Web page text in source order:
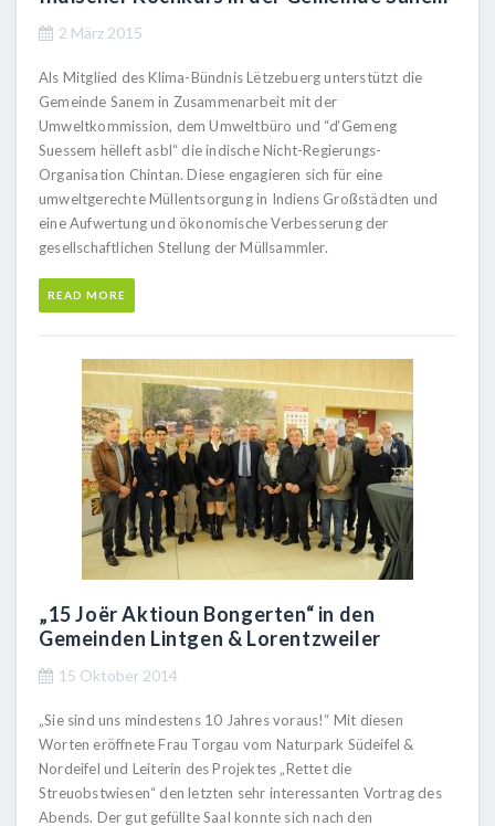
2 März 2015
Als Mitglied des Klima-Bündnis Lëtzebuerg unterstützt die
Gemeinde Sanem in Zusammenarbeit mit der
Umweltkommission, dem Umweltbüro und “d‘Gemeng
Suessem hëlleft asbl“ die indische Nicht-Regierungs-
Organisation Chintan. Diese engagieren sich für eine
umweltgerechte Müllentsorgung in Indiens Großstädten und
eine Aufwertung und ökonomische Verbesserung der
gesellschaftlichen Stellung der Müllsammler.
READ MORE
„15 Joër Aktioun Bongerten“ in den
Gemeinden Lintgen & Lorentzweiler
15 Oktober 2014
„Sie sind uns mindestens 10 Jahres voraus!“ Mit diesen
Worten eröffnete Frau Torgau vom Naturpark Südeifel &
Nordeifel und Leiterin des Projektes „Rettet die
Streuobstwiesen“ den letzten sehr interessanten Vortrag des
Abends. Der gut gefüllte Saal konnte sich nach den